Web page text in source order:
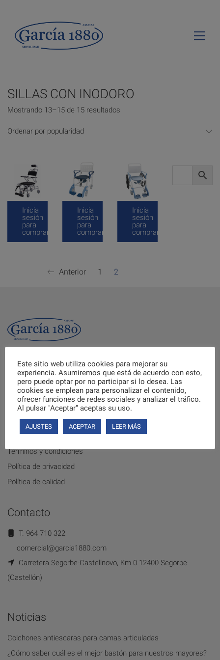
SILLAS CON INODORO
Mostrando 13–15 de 15 resultados
Ordenar por popularidad
Inicia
sesión
para
comprar
Inicia
sesión
para
comprar
Inicia
sesión
para
comprar
Anterior 1 2
Menú
Términos y condiciones
Política de privacidad
Política de calidad
Contacto
T. 964 710 322
comercial@garcia1880.com
Carretera Segorbe-Castellnovo, Km.0 12400 Segorbe
(Castellón)
Noticias
Colchones antiescaras para camas articuladas
¿Cómo saber cuál es el mejor bastón para nuestros mayores?
Este sitio web utiliza cookies para mejorar su
experiencia. Asumiremos que está de acuerdo con esto,
pero puede optar por no participar si lo desea. Las
cookies se emplean para personalizar el contenido,
ofrecer funciones de redes sociales y analizar el tráfico.
Al pulsar "Aceptar" aceptas su uso.
AJUSTES ACEPTAR LEER MÁS